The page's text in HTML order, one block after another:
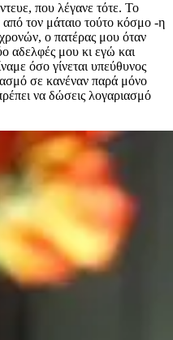
που λέγανε τότε. Το
τον μάταιο τούτο κόσμο -η
ο πατέρας μου όταν
αδελφές μου κι εγώ και
όσο γίνεται υπεύθυνος
σε κανέναν παρά μόνο
να δώσεις λογαριασμό